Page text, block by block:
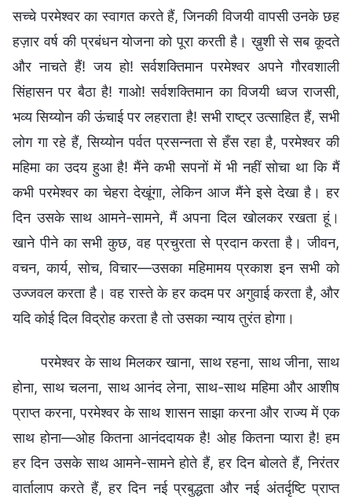
सच्चे परमेश्वर का स्वागत करते हैं, जिनकी विजयी वापसी उनके छह
हज़ार वर्ष की प्रबंधन योजना को पूरा करती है। ख़ुशी से सब कूदते
और नाचते हैं! जय हो! सर्वशक्तिमान परमेश्वर अपने गौरवशाली
सिंहासन पर बैठा है! गाओ! सर्वशक्तिमान का विजयी ध्वज राजसी,
भव्‍य सिय्योन की ऊंचाई पर लहराता है! सभी राष्ट्र उत्साहित हैं, सभी
लोग गा रहे हैं, सिय्योन पर्वत प्रसन्‍नता से हँस रहा है, परमेश्वर की
महिमा का उदय हुआ है! मैंने कभी सपनों में भी नहीं सोचा था कि मैं
कभी परमेश्वर का चेहरा देखूंगा, लेकिन आज मैंने इसे देखा है। हर
दिन उसके साथ आमने-सामने, मैं अपना दिल खोलकर रखता हूं।
खाने पीने का सभी कुछ, वह प्रचुरता से प्रदान करता है। जीवन,
वचन, कार्य, सोच, विचार—उसका महिमामय प्रकाश इन सभी को
उज्जवल करता है। वह रास्ते के हर कदम पर अगुवाई करता है, और
यदि कोई दिल विद्रोह करता है तो उसका न्याय तुरंत होगा।
परमेश्वर के साथ मिलकर खाना, साथ रहना, साथ जीना, साथ
होना, साथ चलना, साथ आनंद लेना, साथ-साथ महिमा और आशीष
प्राप्त करना, परमेश्वर के साथ शासन साझा करना और राज्य में एक
साथ होना—ओह कितना आनंददायक है! ओह कितना प्यारा है! हम
हर दिन उसके साथ आमने-सामने होते हैं, हर दिन बोलते हैं, निरंतर
वार्तालाप करते हैं, हर दिन नई प्रबुद्धता और नई अंतर्दृष्टि प्राप्त